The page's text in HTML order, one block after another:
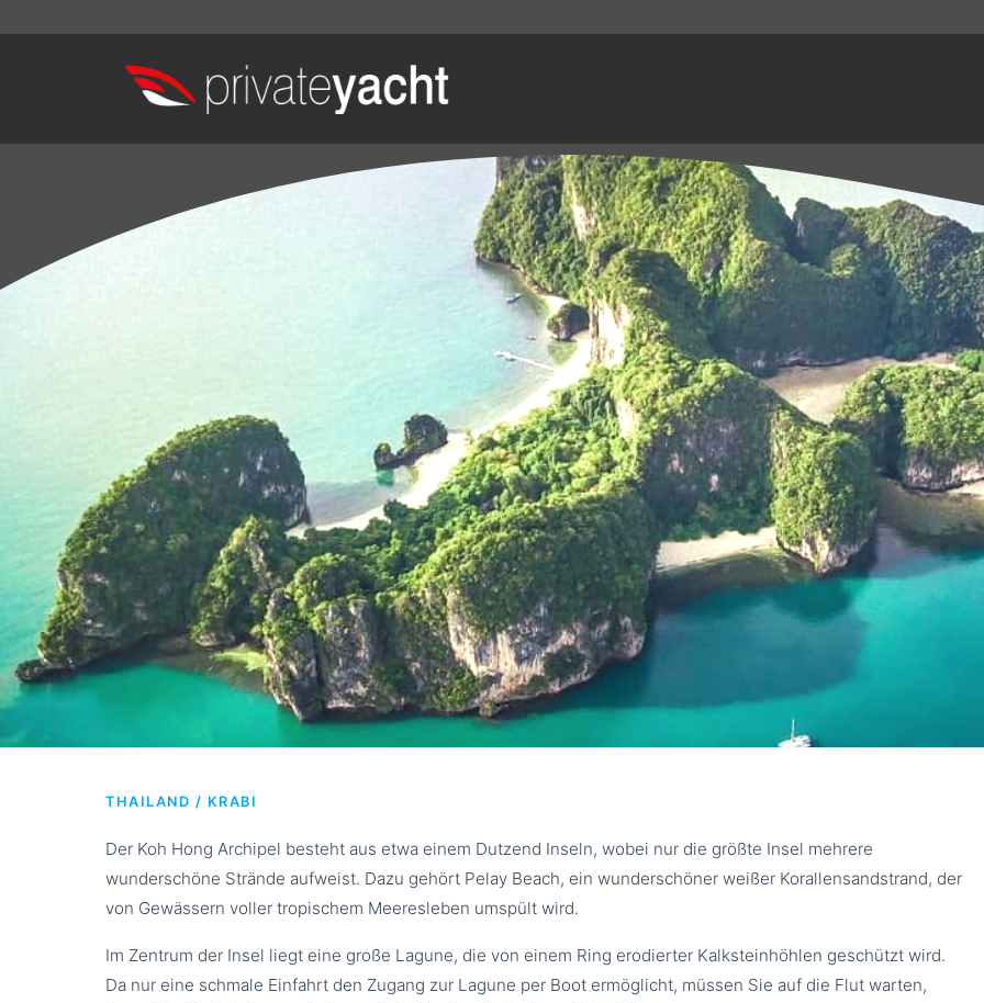
KOH HONG ISLAND (KRABI)
from phuket
THAILAND / KRABI
Der Koh Hong Archipel besteht aus etwa einem Dutzend Inseln, wobei nur die größte Insel mehrere
wunderschöne Strände aufweist. Dazu gehört Pelay Beach, ein wunderschöner weißer Korallensandstrand, der
von Gewässern voller tropischem Meeresleben umspült wird.
Im Zentrum der Insel liegt eine große Lagune, die von einem Ring erodierter Kalksteinhöhlen geschützt wird.
Da nur eine schmale Einfahrt den Zugang zur Lagune per Boot ermöglicht, müssen Sie auf die Flut warten,